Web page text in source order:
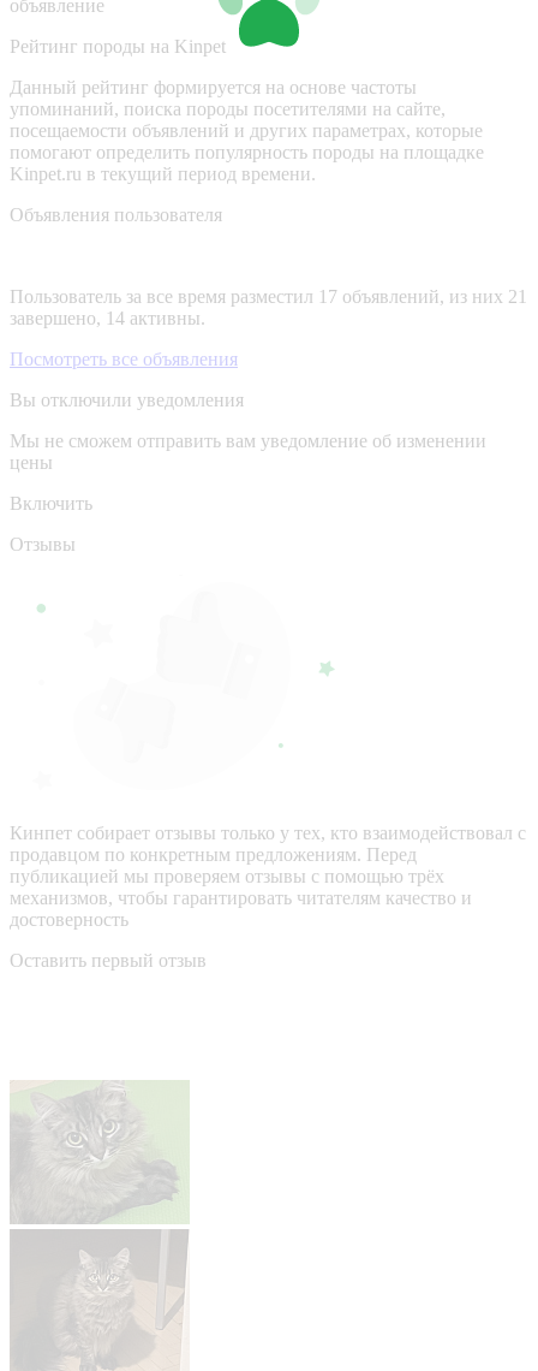
объявление
Рейтинг породы на Kinpet
Данный рейтинг формируется на основе частоты
упоминаний, поиска породы посетителями на сайте,
посещаемости объявлений и других параметрах, которые
помогают определить популярность породы на площадке
Kinpet.ru в текущий период времени.
Объявления пользователя
Пользователь за все время разместил 17 объявлений, из них 21
завершено, 14 активны.
Посмотреть все объявления
Вы отключили уведомления
Мы не сможем отправить вам уведомление об изменении
цены
Включить
Отзывы
Кинпет собирает отзывы только у тех, кто взаимодействовал с
продавцом по конкретным предложениям. Перед
публикацией мы проверяем отзывы с помощью трёх
механизмов, чтобы гарантировать читателям качество и
достоверность
Оставить первый отзыв